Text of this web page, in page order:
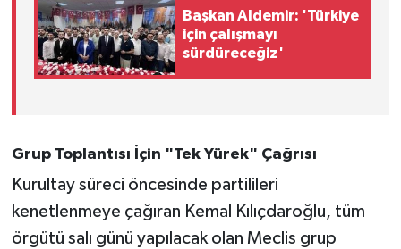
Başkan Aldemir: 'Türkiye
için çalışmayı
sürdüreceğiz'
Grup Toplantısı İçin "Tek Yürek" Çağrısı
Kurultay süreci öncesinde partilileri
kenetlenmeye çağıran Kemal Kılıçdaroğlu, tüm
örgütü salı günü yapılacak olan Meclis grup